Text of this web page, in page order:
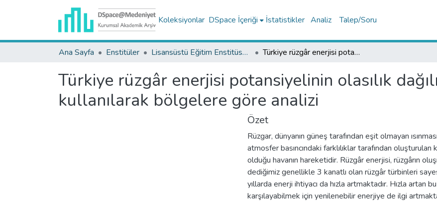
Koleksiyonlar DSpace İçeriği İstatistikler Analiz Talep/Soru
Ana Sayfa Enstitüler Lisansüstü Eğitim Enstitüsü Tez Koleksiyonu Türkiye rüzgâr enerjisi potansiyelinin olasılık dağılım parametreleri kullanılarak bölgelere göre analizi
Türkiye rüzgâr enerjisi potansiyelinin olasılık
kullanılarak bölgelere göre analizi
Özet
Rüzgar, dünyanın güneş tarafından eşit olmayan
atmosfer basıncındaki farklılıklar tarafından
olduğu havanın hareketidir. Rüzgâr enerjisi, rüzgârın
dediğimiz genellikle 3 kanatlı olan rüzgâr türbinleri
yıllarda enerji ihtiyacı da hızla artmaktadır. Hızla artan
karşılayabilmek için yenilenebilir enerjiye de ilgi